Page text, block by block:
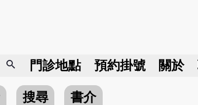
search 門診地點 預約掛號 關於
搜尋
書介